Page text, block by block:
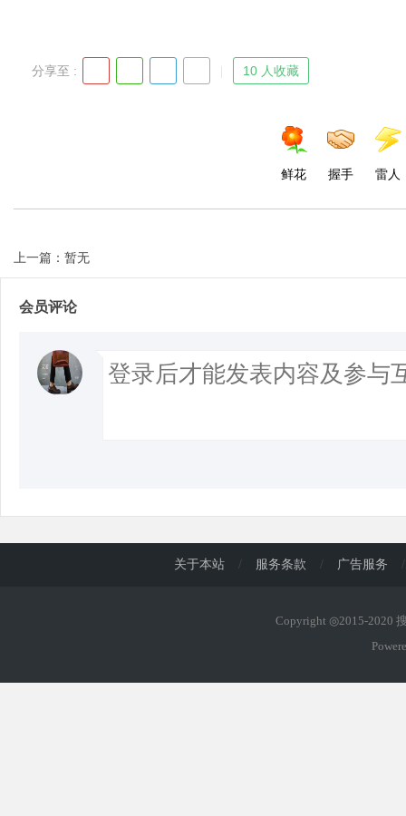
分享至 : 10 人收藏
鲜花 握手 雷人
上一篇：暂无
会员评论
关于本站 / 服务条款 / 广告服务 /
Copyright ◎2015-2020